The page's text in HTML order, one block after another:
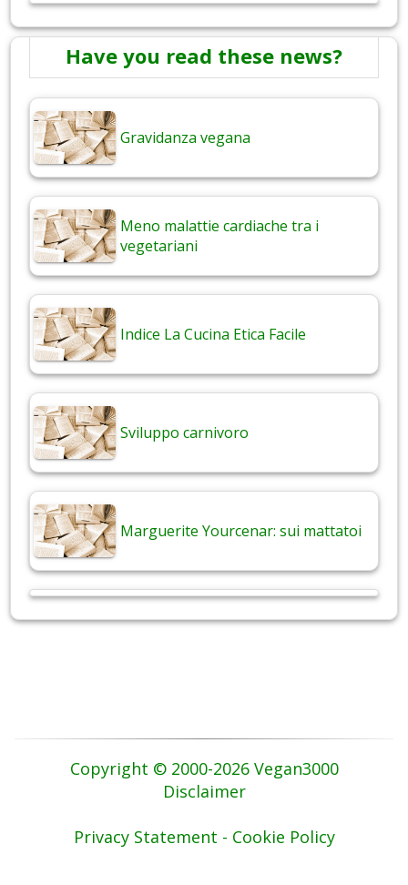
Have you read these news?
Gravidanza vegana
Meno malattie cardiache tra i
vegetariani
Indice La Cucina Etica Facile
Sviluppo carnivoro
Marguerite Yourcenar: sui mattatoi
Copyright © 2000-2026 Vegan3000
Disclaimer
Privacy Statement - Cookie Policy